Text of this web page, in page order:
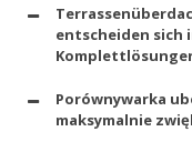
entscheiden sich
Porównywarka
maksymalnie